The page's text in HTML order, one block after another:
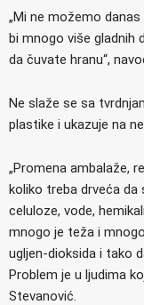
„Mi ne možemo
bi mnogo više gladnih
da čuvate hranu“,
Ne slaže se sa
plastike i ukazuje na
„Promena ambalaže,
koliko treba drveća da
celuloze, vode,
mnogo je teža i
ugljen-dioksida i tako
Problem je u ljudima
Stevanović.